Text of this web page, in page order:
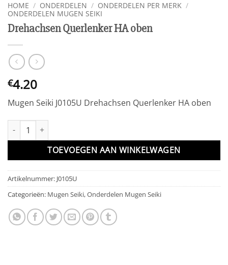
HOME / ONDERDELEN / ONDERDELEN PER MERK /
ONDERDELEN MUGEN SEIKI
Drehachsen Querlenker HA oben
€4.20
Mugen Seiki J0105U Drehachsen Querlenker HA oben
Drehachsen Querlenker HA oben aantal
TOEVOEGEN AAN WINKELWAGEN
Artikelnummer: J0105U
Categorieën: Mugen Seiki,Onderdelen Mugen Seiki